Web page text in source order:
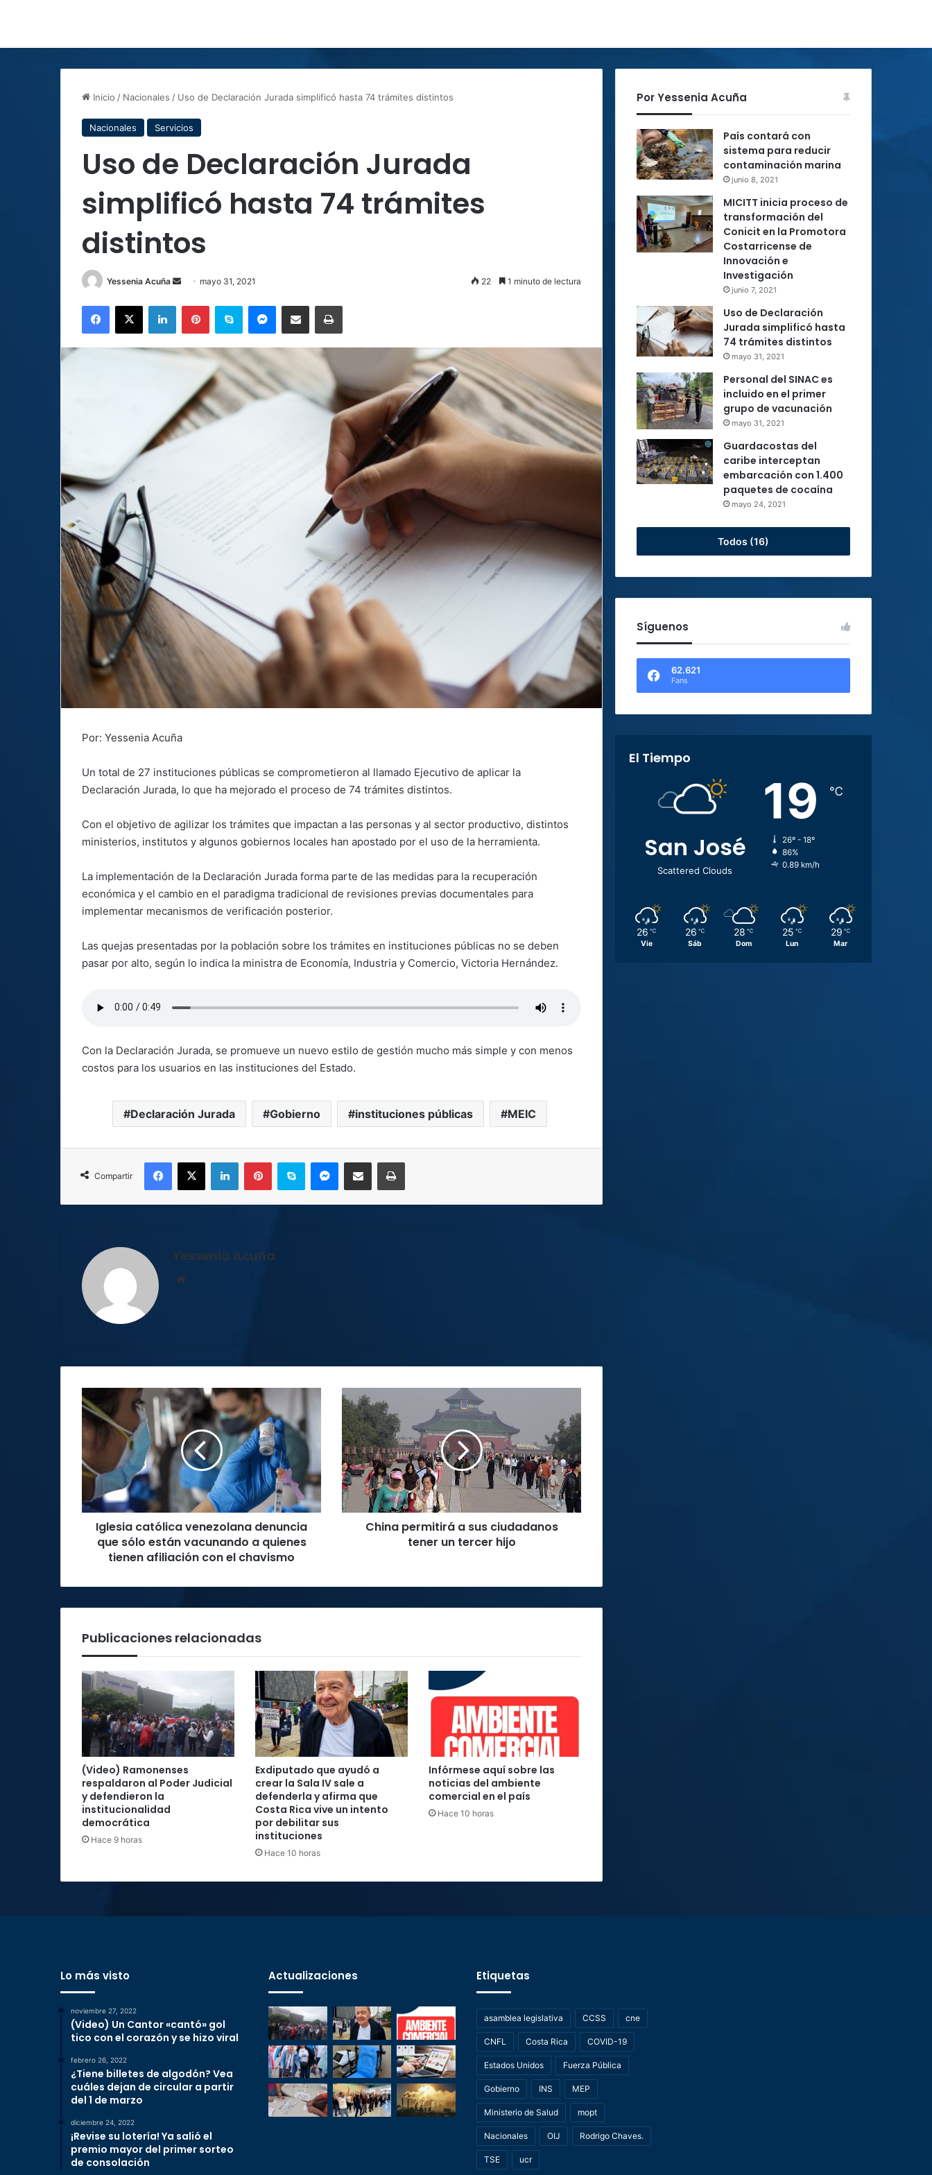
Inicio / Nacionales / Uso de Declaración Jurada simplificó hasta 74 trámites distintos
Nacionales Servicios
Uso de Declaración Jurada
simplificó hasta 74 trámites
distintos
Yessenia Acuña
Send
email
mayo 31, 2021 22 1 minuto de lectura
Facebook
X LinkedInPinterestSkype MessengerCompartir por correo electrónicoImprimir
Por: Yessenia Acuña
Un total de 27 instituciones públicas se comprometieron al llamado Ejecutivo de aplicar la
Declaración Jurada, lo que ha mejorado el proceso de 74 trámites distintos.
Con el objetivo de agilizar los trámites que impactan a las personas y al sector productivo, distintos
ministerios, institutos y algunos gobiernos locales han apostado por el uso de la herramienta.
La implementación de la Declaración Jurada forma parte de las medidas para la recuperación
económica y el cambio en el paradigma tradicional de revisiones previas documentales para
implementar mecanismos de verificación posterior.
Las quejas presentadas por la población sobre los trámites en instituciones públicas no se deben
pasar por alto, según lo indica la ministra de Economía, Industria y Comercio, Victoria Hernández.
Con la Declaración Jurada, se promueve un nuevo estilo de gestión mucho más simple y con menos
costos para los usuarios en las instituciones del Estado.
Declaración Jurada Gobierno instituciones públicas MEIC
Compartir
Facebook
X LinkedInPinterestSkype MessengerCompartir por correo electrónicoImprimir
Yessenia Acuña
Iglesia
católica
venezolana
denuncia
que
sólo
están
vacunando
a
quienes
tienen
afiliación
Iglesia católica venezolana denuncia
que sólo están vacunando a quienes
tienen afiliación con el chavismo
China
permitirá
a
sus
ciudadanos
tener
un
tercer
hijo
China permitirá a sus ciudadanos
tener un tercer hijo
Publicaciones relacionadas
(Video) Ramonenses
respaldaron al Poder Judicial
y defendieron la
institucionalidad
democrática
Hace 9 horas
Exdiputado que ayudó a
crear la Sala IV sale a
defenderla y afirma que
Costa Rica vive un intento
por debilitar sus
instituciones
Hace 10 horas
Infórmese aquí sobre las
noticias del ambiente
comercial en el país
Hace 10 horas
Por Yessenia Acuña
País contará con
sistema para reducir
contaminación marina
junio 8, 2021
MICITT inicia proceso de
transformación del
Conicit en la Promotora
Costarricense de
Innovación e
Investigación
junio 7, 2021
Uso de Declaración
Jurada simplificó hasta
74 trámites distintos
mayo 31, 2021
Personal del SINAC es
incluido en el primer
grupo de vacunación
mayo 31, 2021
Guardacostas del
caribe interceptan
embarcación con 1.400
paquetes de cocaína
mayo 24, 2021
Todos (16)
Síguenos
62.621
Fans
El Tiempo
San José
Scattered Clouds
19 ℃
26º - 18º
86%
0.89 km/h
26 ℃
Vie
26 ℃
Sáb
28 ℃
Dom
25 ℃
Lun
29 ℃
Mar
Lo más visto
noviembre 27, 2022
(Video) Un Cantor «cantó» gol
tico con el corazón y se hizo viral
febrero 26, 2022
¿Tiene billetes de algodón? Vea
cuáles dejan de circular a partir
del 1 de marzo
diciembre 24, 2022
¡Revise su lotería! Ya salió el
premio mayor del primer sorteo
de consolación
Actualizaciones Etiquetas
asamblea legislativa CCSS cne
CNFL Costa Rica COVID-19
Estados Unidos Fuerza Pública
Gobierno INS MEP
Ministerio de Salud mopt
Nacionales OIJ Rodrigo Chaves.
TSE ucr